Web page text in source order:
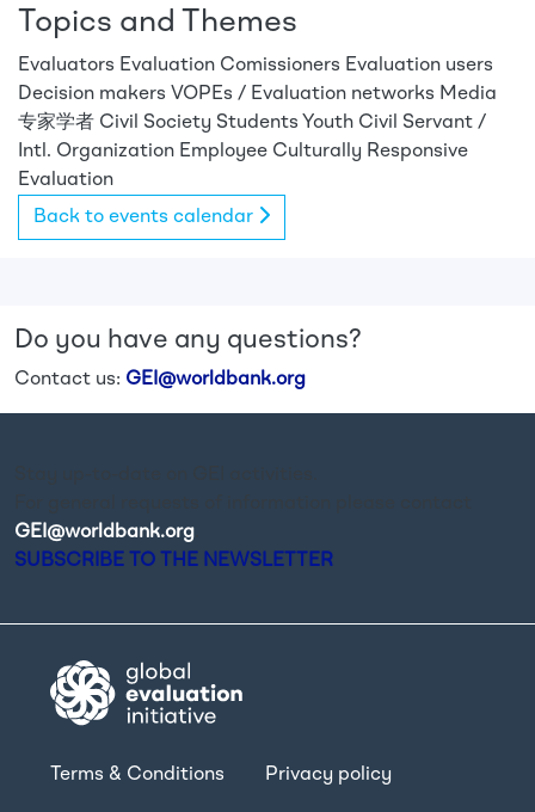
Topics and Themes
Evaluators Evaluation Comissioners Evaluation users
Decision makers VOPEs / Evaluation networks Media
专家学者 Civil Society Students Youth Civil Servant /
Intl. Organization Employee Culturally Responsive
Evaluation
Back to events calendar
Do you have any questions?
Contact us: GEI@worldbank.org
GEI@worldbank.org
SUBSCRIBE TO THE NEWSLETTER
Terms & Conditions Privacy policy